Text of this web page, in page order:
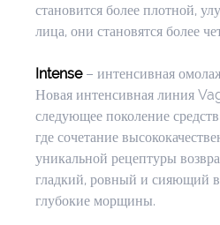
становится более плотной,
лица, они становятся более
Intense – интенсивная
Новая интенсивная линия
следующее поколение
где сочетание
уникальной рецептуры
гладкий, ровный и сияющий
глубокие морщины.